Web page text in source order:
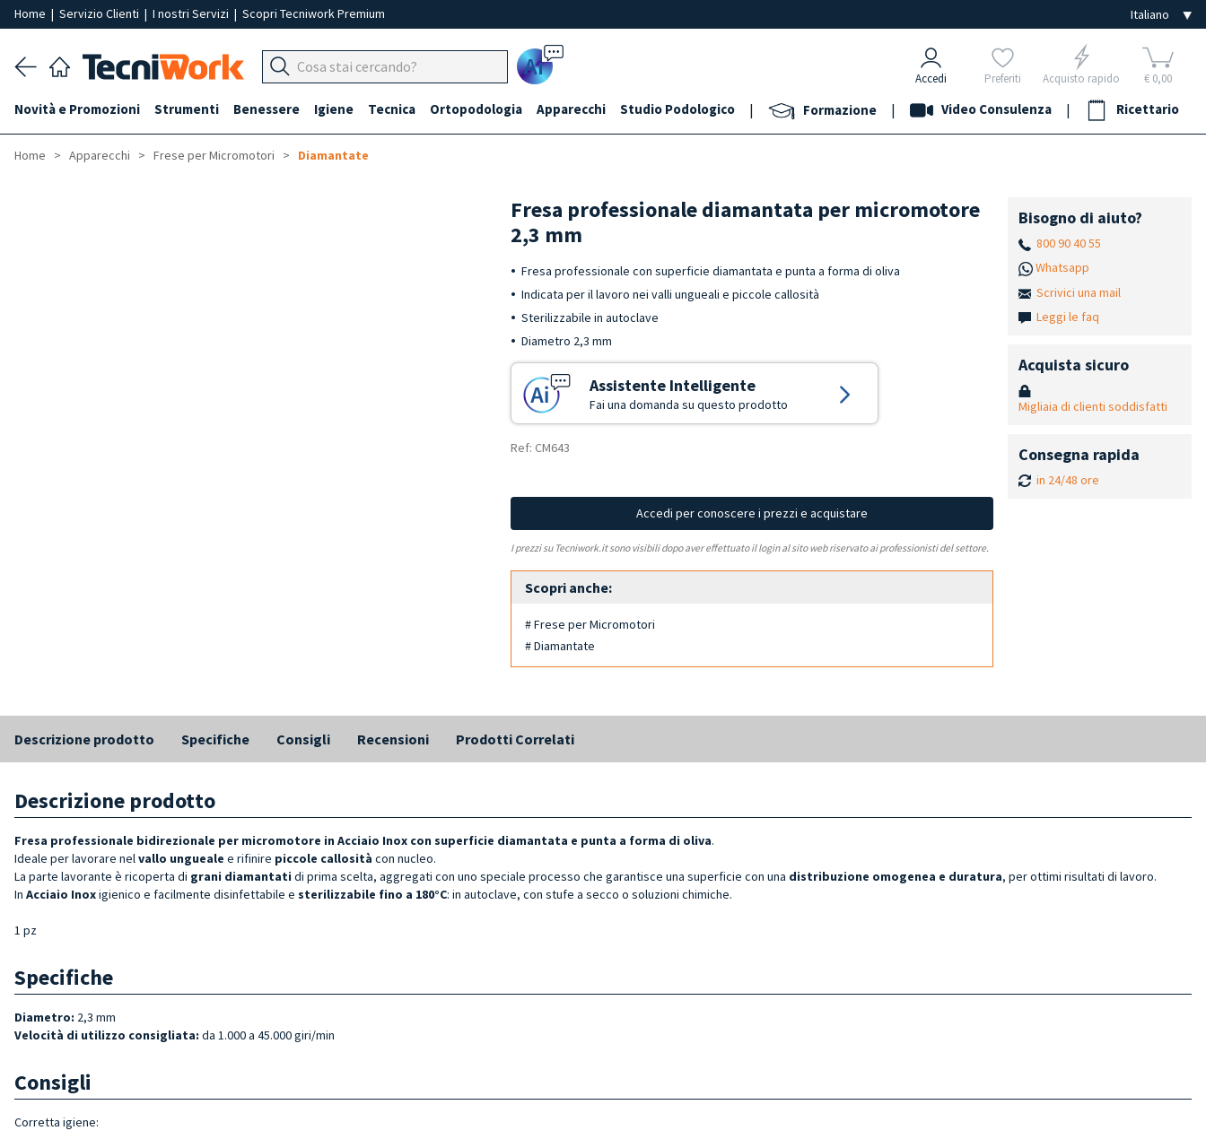
Home | Servizio Clienti | I nostri Servizi | Scopri Tecniwork Premium
Ai Accedi Preferiti Acquisto rapido € 0,00
Novità e Promozioni Strumenti Benessere Igiene Tecnica Ortopodologia Apparecchi Studio Podologico | Formazione | Video Consulenza | Ricettario
Home Apparecchi Frese per Micromotori Diamantate
Fresa professionale diamantata per micromotore
2,3 mm
Fresa professionale con superficie diamantata e punta a forma di oliva
Indicata per il lavoro nei valli ungueali e piccole callosità
Sterilizzabile in autoclave
Diametro 2,3 mm
Assistente Intelligente
Fai una domanda su questo prodotto
Ref: CM643
Accedi per conoscere i prezzi e acquistare
I prezzi su Tecniwork.it sono visibili dopo aver effettuato il login al sito web riservato ai professionisti del settore.
Scopri anche:
# Frese per Micromotori
# Diamantate
Bisogno di aiuto?
800 90 40 55
Whatsapp
Scrivici una mail
Leggi le faq
Acquista sicuro
Migliaia di clienti soddisfatti
Consegna rapida
in 24/48 ore
Descrizione prodotto Specifiche Consigli Recensioni Prodotti Correlati
Descrizione prodotto
Fresa professionale bidirezionale per micromotore in Acciaio Inox con superficie diamantata e punta a forma di oliva.
Ideale per lavorare nelvallo ungueale e rifinire piccole callosità con nucleo.
La parte lavorante è ricoperta di grani diamantati di prima scelta, aggregati con uno speciale processo che garantisce una superficie con una distribuzione omogenea e duratura, per ottimi risultati di lavoro.
In Acciaio Inoxigienico e facilmente disinfettabile e sterilizzabile fino a 180°C: in autoclave, con stufe a secco o soluzioni chimiche.
1 pz
Specifiche
Diametro: 2,3 mm
Velocità di utilizzo consigliata: da 1.000 a 45.000 giri/min
Consigli
Corretta igiene: